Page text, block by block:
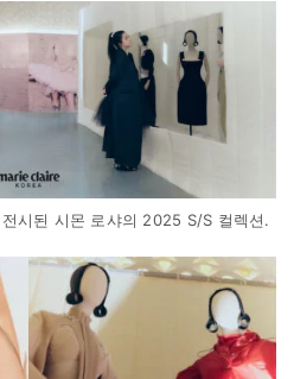
시된 시몬 로샤의 2025 S/S 컬렉션.